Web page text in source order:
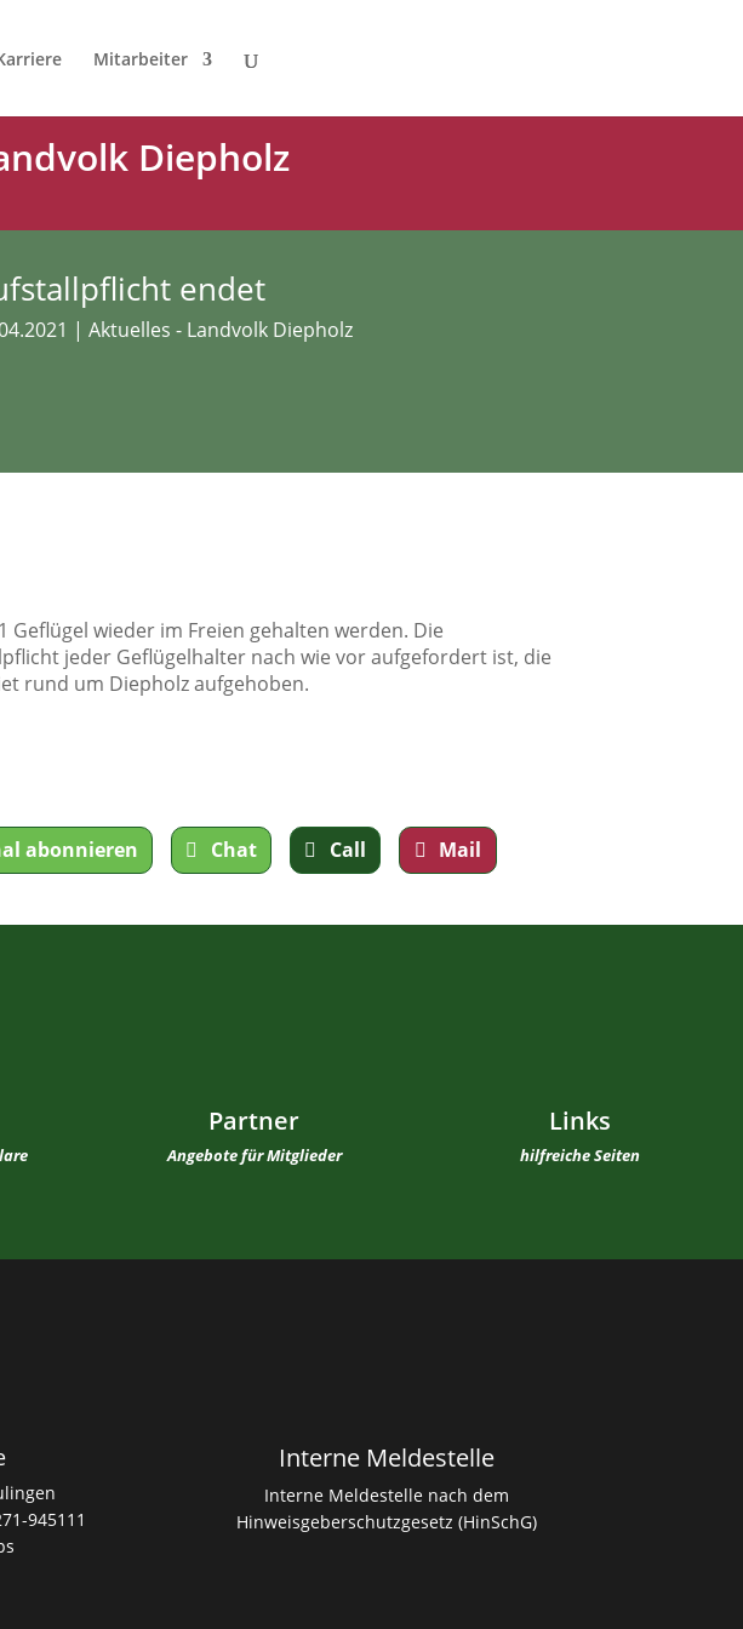
Mitarbeiter
Diepholz
endet
| Aktuelles - Landvolk Diepholz
wieder im Freien gehalten werden. Die
jeder Geflügelhalter nach wie vor aufgefordert ist, die
rund um Diepholz aufgehoben.
abonnieren Chat Call Mail
Partner
Angebote für Mitglieder
Links
hilfreiche Seiten
945111
Interne Meldestelle
Interne Meldestelle nach dem
Hinweisgeberschutzgesetz (HinSchG)